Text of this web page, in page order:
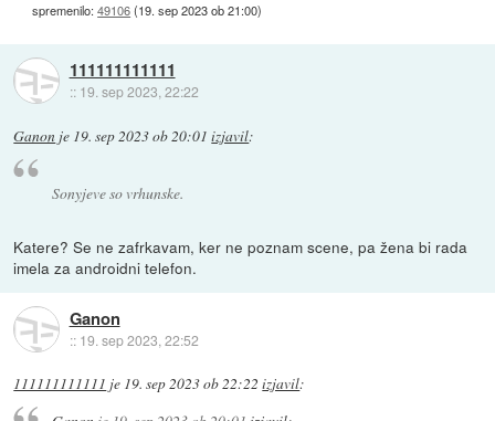
spremenilo:49106(19. sep 2023 ob 21:00)
111111111111
:: 19. sep 2023, 22:22
Ganon je 19. sep 2023 ob 20:01 izjavil:
Sonyjeve so vrhunske.
Katere? Se ne zafrkavam, ker ne poznam scene, pa žena bi rada
imela za androidni telefon.
Ganon
:: 19. sep 2023, 22:52
111111111111 je 19. sep 2023 ob 22:22 izjavil: